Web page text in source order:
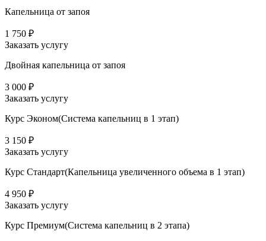
Капельница от запоя
1 750 ₽
Заказать услугу
Двойная капельница от запоя
3 000 ₽
Заказать услугу
Курс Эконом(Система капельниц в 1 этап)
3 150 ₽
Заказать услугу
Курс Стандарт(Капельница увеличенного объема в 1 этап)
4 950 ₽
Заказать услугу
Курс Премиум(Система капельниц в 2 этапа)